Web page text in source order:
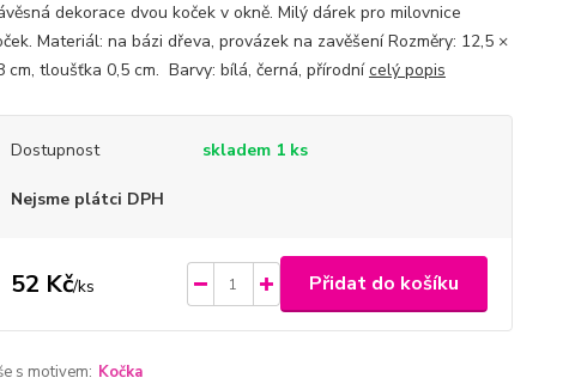
dekorace dvou koček v okně. Milý dárek pro milovnice
Materiál: na bázi dřeva, provázek na zavěšení Rozměry: 12,5 ×
cm, tloušťka 0,5 cm. Barvy: bílá, černá, přírodnícelý popis
Dostupnost skladem 1 ks
Nejsme plátci DPH
52 Kč/ks Přidat do košíku
s motivem: Kočka